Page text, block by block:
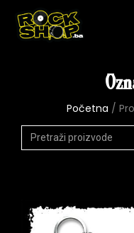
Početna /